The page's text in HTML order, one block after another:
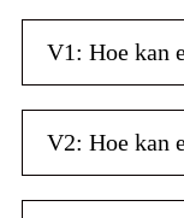
V1: Hoe kan
V2: Hoe kan